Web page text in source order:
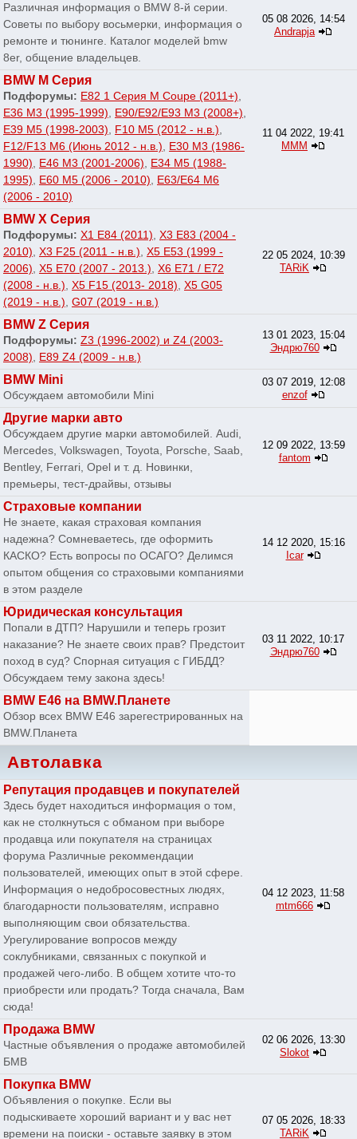
Различная информация о BMW 8-й серии.
Советы по выбору восьмерки, информация о
ремонте и тюнинге. Каталог моделей bmw
8er, общение владельцев.
05 08 2026, 14:54
Andrapja
BMW M Серия
Подфорумы: E82 1 Серия M Coupe (2011+),
E36 M3 (1995-1999), E90/E92/E93 M3 (2008+),
E39 M5 (1998-2003), F10 M5 (2012 - н.в.),
F12/F13 M6 (Июнь 2012 - н.в.), E30 M3 (1986-
1990), E46 M3 (2001-2006), E34 M5 (1988-
1995), E60 M5 (2006 - 2010), E63/E64 M6
(2006 - 2010)
11 04 2022, 19:41
МММ
BMW X Серия
Подфорумы: X1 E84 (2011), X3 E83 (2004 -
2010), X3 F25 (2011 - н.в.), X5 E53 (1999 -
2006), X5 E70 (2007 - 2013.), X6 E71 / E72
(2008 - н.в.), X5 F15 (2013- 2018), X5 G05
(2019 - н.в.), G07 (2019 - н.в.)
22 05 2024, 10:39
TARiK
BMW Z Серия
Подфорумы: Z3 (1996-2002) и Z4 (2003-
2008), E89 Z4 (2009 - н.в.)
13 01 2023, 15:04
Эндрю760
BMW Mini
Обсуждаем автомобили Mini
03 07 2019, 12:08
enzof
Другие марки авто
Обсуждаем другие марки автомобилей. Audi,
Mercedes, Volkswagen, Toyota, Porsche, Saab,
Bentley, Ferrari, Opel и т. д. Новинки,
премьеры, тест-драйвы, отзывы
12 09 2022, 13:59
fantom
Страховые компании
Не знаете, какая страховая компания
надежна? Сомневаетесь, где оформить
КАСКО? Есть вопросы по ОСАГО? Делимся
опытом общения со страховыми компаниями
в этом разделе
14 12 2020, 15:16
Icar
Юридическая консультация
Попали в ДТП? Нарушили и теперь грозит
наказание? Не знаете своих прав? Предстоит
поход в суд? Спорная ситуация с ГИБДД?
Обсуждаем тему закона здесь!
03 11 2022, 10:17
Эндрю760
BMW E46 на BMW.Планете
Обзор всех BMW E46 зарегестрированных на
BMW.Планета
Автолавка
Репутация продавцев и покупателей
Здесь будет находиться информация о том,
как не столкнуться с обманом при выборе
продавца или покупателя на страницах
форума Различные рекоммендации
пользователей, имеющих опыт в этой сфере.
Информация о недобросовестных людях,
благодарности пользователям, исправно
выполняющим свои обязательства.
Урегулирование вопросов между
соклубниками, связанных с покупкой и
продажей чего-либо. В общем хотите что-то
приобрести или продать? Тогда сначала, Вам
сюда!
04 12 2023, 11:58
mtm666
Продажа BMW
Частные объявления о продаже автомобилей
БМВ
02 06 2026, 13:30
Slokot
Покупка BMW
Объявления о покупке. Если вы
подыскиваете хороший вариант и у вас нет
времени на поиски - оставьте заявку в этом
07 05 2026, 18:33
TARiK